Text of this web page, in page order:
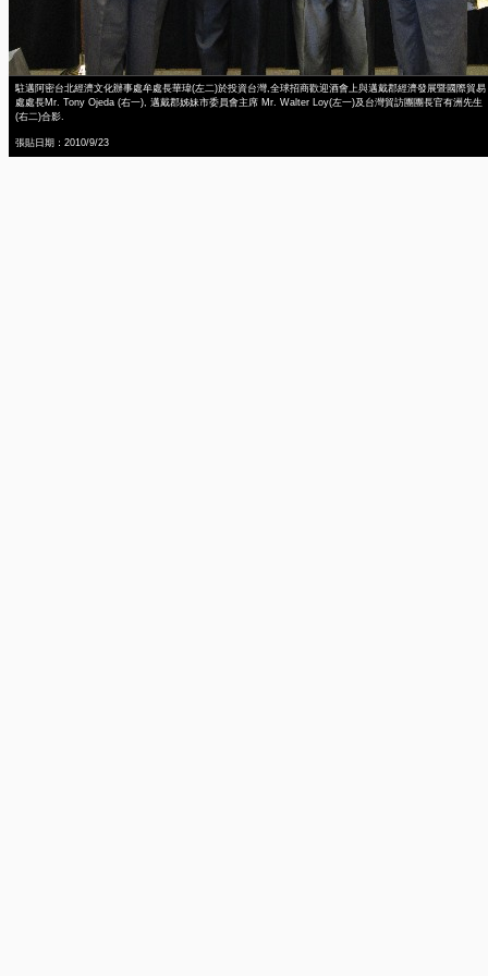
駐邁阿密台北經濟文化辦事處牟處長華瑋(左二)於投資台灣,全球招商歡迎酒會上與邁戴郡經濟發展暨國際貿易
處處長Mr. Tony Ojeda (右一), 邁戴郡姊妹市委員會主席 Mr. Walter Loy(左一)及台灣貿訪團團長官有洲先生
(右二)合影.
張貼日期：2010/9/23